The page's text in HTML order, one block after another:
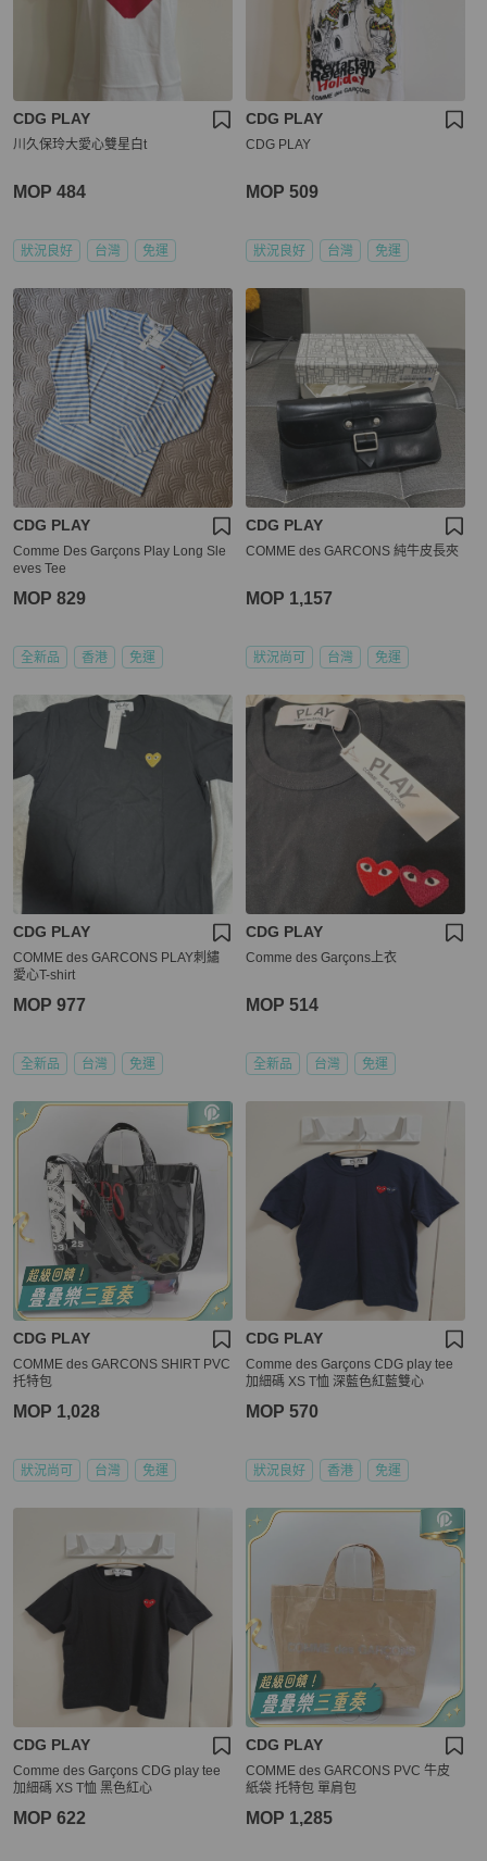
CDG PLAY
川久保玲大愛心雙星白t
MOP 484
狀況良好 台灣 免運
CDG PLAY
CDG PLAY
MOP 509
狀況良好 台灣 免運
CDG PLAY
Comme Des Garçons Play Long Sle
eves Tee
MOP 829
全新品 香港 免運
CDG PLAY
COMME des GARCONS 純牛皮長夾
MOP 1,157
狀況尚可 台灣 免運
CDG PLAY
COMME des GARCONS PLAY刺繡
愛心T-shirt
MOP 977
全新品 台灣 免運
CDG PLAY
Comme des Garçons上衣
MOP 514
全新品 台灣 免運
CDG PLAY
COMME des GARCONS SHIRT PVC
托特包
MOP 1,028
狀況尚可 台灣 免運
CDG PLAY
Comme des Garçons CDG play tee
加細碼 XS T恤 深藍色紅藍雙心
MOP 570
狀況良好 香港 免運
CDG PLAY
Comme des Garçons CDG play tee
加細碼 XS T恤 黑色紅心
MOP 622
CDG PLAY
COMME des GARCONS PVC 牛皮
紙袋 托特包 單肩包
MOP 1,285